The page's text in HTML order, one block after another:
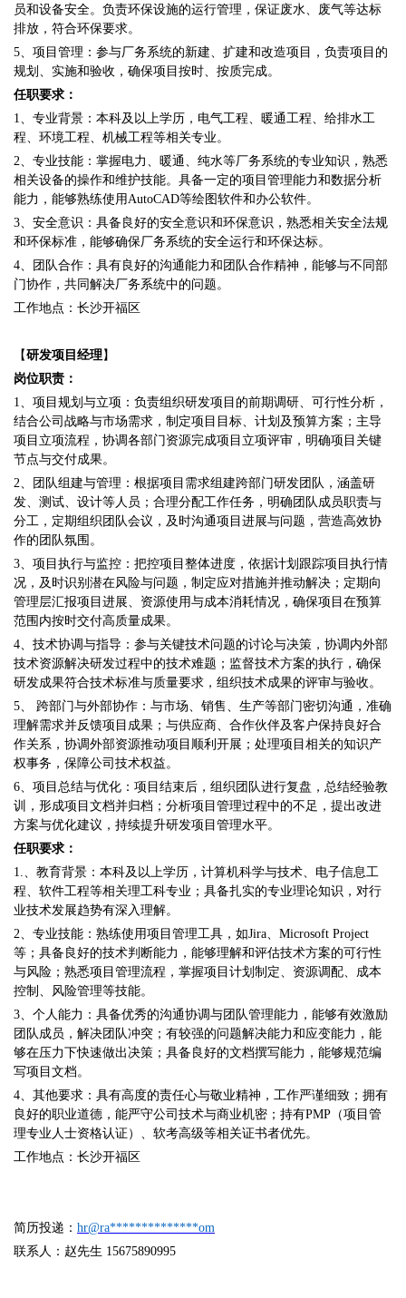
员和设备安全。负责环保设施的运行管理，保证废水、废气等达标
排放，符合环保要求。
5、项目管理：参与厂务系统的新建、扩建和改造项目，负责项目的
规划、实施和验收，确保项目按时、按质完成。
任职要求：
1、专业背景：本科及以上学历，电气工程、暖通工程、给排水工
程、环境工程、机械工程等相关专业。
2、专业技能：掌握电力、暖通、纯水等厂务系统的专业知识，熟悉
相关设备的操作和维护技能。具备一定的项目管理能力和数据分析
能力，能够熟练使用AutoCAD等绘图软件和办公软件。
3、安全意识：具备良好的安全意识和环保意识，熟悉相关安全法规
和环保标准，能够确保厂务系统的安全运行和环保达标。
4、团队合作：具有良好的沟通能力和团队合作精神，能够与不同部
门协作，共同解决厂务系统中的问题。
工作地点：长沙开福区
【研发项目经理】
岗位职责：
1、项目规划与立项：负责组织研发项目的前期调研、可行性分析，
结合公司战略与市场需求，制定项目目标、计划及预算方案；主导
项目立项流程，协调各部门资源完成项目立项评审，明确项目关键
节点与交付成果。
2、团队组建与管理：根据项目需求组建跨部门研发团队，涵盖研
发、测试、设计等人员；合理分配工作任务，明确团队成员职责与
分工，定期组织团队会议，及时沟通项目进展与问题，营造高效协
作的团队氛围。
3、项目执行与监控：把控项目整体进度，依据计划跟踪项目执行情
况，及时识别潜在风险与问题，制定应对措施并推动解决；定期向
管理层汇报项目进展、资源使用与成本消耗情况，确保项目在预算
范围内按时交付高质量成果。
4、技术协调与指导：参与关键技术问题的讨论与决策，协调内外部
技术资源解决研发过程中的技术难题；监督技术方案的执行，确保
研发成果符合技术标准与质量要求，组织技术成果的评审与验收。
5、 跨部门与外部协作：与市场、销售、生产等部门密切沟通，准确
理解需求并反馈项目成果；与供应商、合作伙伴及客户保持良好合
作关系，协调外部资源推动项目顺利开展；处理项目相关的知识产
权事务，保障公司技术权益。
6、项目总结与优化：项目结束后，组织团队进行复盘，总结经验教
训，形成项目文档并归档；分析项目管理过程中的不足，提出改进
方案与优化建议，持续提升研发项目管理水平。
任职要求：
1.、教育背景：本科及以上学历，计算机科学与技术、电子信息工
程、软件工程等相关理工科专业；具备扎实的专业理论知识，对行
业技术发展趋势有深入理解。
2、专业技能：熟练使用项目管理工具，如Jira、Microsoft Project
等；具备良好的技术判断能力，能够理解和评估技术方案的可行性
与风险；熟悉项目管理流程，掌握项目计划制定、资源调配、成本
控制、风险管理等技能。
3、个人能力：具备优秀的沟通协调与团队管理能力，能够有效激励
团队成员，解决团队冲突；有较强的问题解决能力和应变能力，能
够在压力下快速做出决策；具备良好的文档撰写能力，能够规范编
写项目文档。
4、其他要求：具有高度的责任心与敬业精神，工作严谨细致；拥有
良好的职业道德，能严守公司技术与商业机密；持有PMP（项目管
理专业人士资格认证）、软考高级等相关证书者优先。
工作地点：长沙开福区
简历投递： hr@ra**************om
联系人：赵先生 15675890995